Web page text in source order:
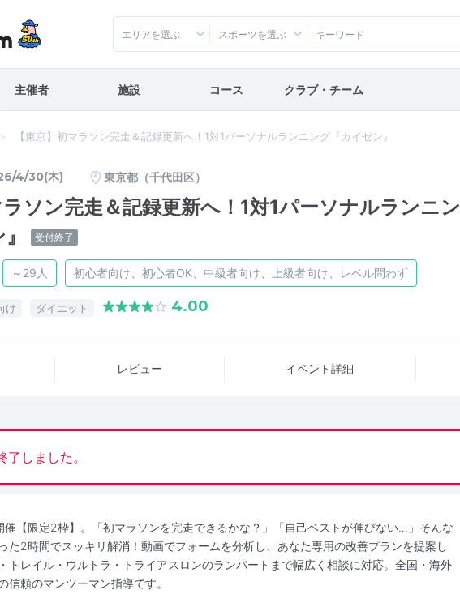
エリアを選ぶ スポーツを選ぶ
主催者 施設 コース クラブ・チーム
【東京】初マラソン完走＆記録更新へ！1対1パーソナルランニング『カイゼン』
4/30(木) 東京都（千代田区）
ラソン完走＆記録更新へ！1対1パーソナルランニン
受付終了
～29人 初心者向け、初心者OK、中級者向け、上級者向け、レベル問わず
け ダイエット 4.00
レビュー イベント詳細
しました。
催【限定2枠】。「初マラソンを完走できるかな？」「自己ベストが伸びない…」そんな
た2時間でスッキリ解消！動画でフォームを分析し、あなた専用の改善プランを提案し
トレイル・ウルトラ・トライアスロンのランパートまで幅広く相談に対応。全国・海外
信頼のマンツーマン指導です。